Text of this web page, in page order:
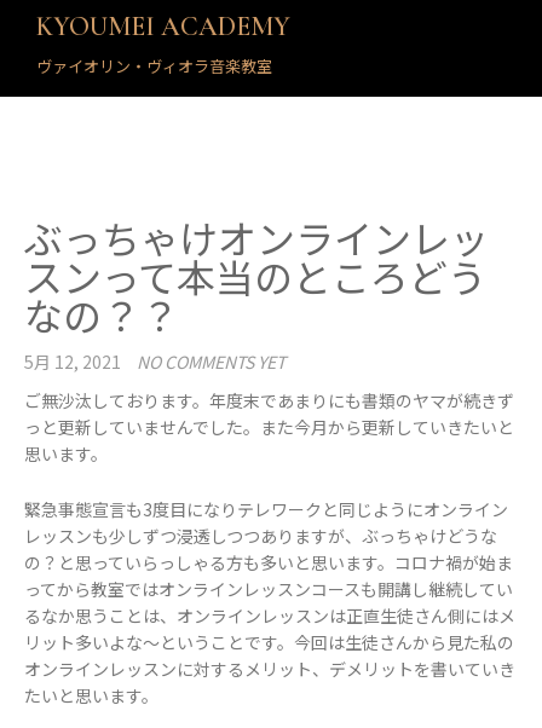
KYOUMEI ACADEMY
ヴァイオリン・ヴィオラ音楽教室
ぶっちゃけオンラインレッ
スンって本当のところどう
なの？？
5月 12, 2021
NO COMMENTS YET
ご無沙汰しております。年度末であまりにも書類のヤマが続きず
っと更新していませんでした。また今月から更新していきたいと
思います。
緊急事態宣言も3度目になりテレワークと同じようにオンライン
レッスンも少しずつ浸透しつつありますが、ぶっちゃけどうな
の？と思っていらっしゃる方も多いと思います。コロナ禍が始ま
ってから教室ではオンラインレッスンコースも開講し継続してい
るなか思うことは、オンラインレッスンは正直生徒さん側にはメ
リット多いよな～ということです。今回は生徒さんから見た私の
オンラインレッスンに対するメリット、デメリットを書いていき
たいと思います。